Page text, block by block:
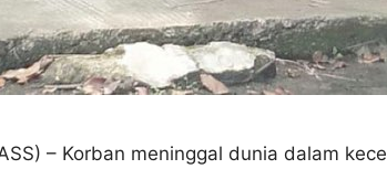
– Korban meninggal dunia dalam